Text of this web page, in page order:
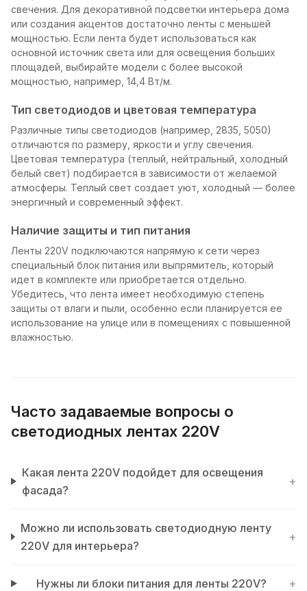
свечения. Для декоративной подсветки интерьера дома
или создания акцентов достаточно ленты с меньшей
мощностью. Если лента будет использоваться как
основной источник света или для освещения больших
площадей, выбирайте модели с более высокой
мощностью, например, 14,4 Вт/м.
Тип светодиодов и цветовая температура
Различные типы светодиодов (например, 2835, 5050)
отличаются по размеру, яркости и углу свечения.
Цветовая температура (теплый, нейтральный, холодный
белый свет) подбирается в зависимости от желаемой
атмосферы. Теплый свет создает уют, холодный — более
энергичный и современный эффект.
Наличие защиты и тип питания
Ленты 220V подключаются напрямую к сети через
специальный блок питания или выпрямитель, который
идет в комплекте или приобретается отдельно.
Убедитесь, что лента имеет необходимую степень
защиты от влаги и пыли, особенно если планируется ее
использование на улице или в помещениях с повышенной
влажностью.
Часто задаваемые вопросы о
светодиодных лентах 220V
Какая лента 220V подойдет для освещения
фасада?
+
Можно ли использовать светодиодную ленту
220V для интерьера?
+
Нужны ли блоки питания для ленты 220V? +